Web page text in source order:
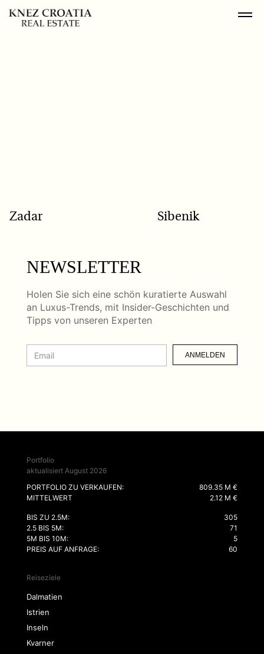
POPULAR SEARCH
Zadar Sibenik
NEWSLETTER
Holen Sie sich eine schön kuratierte Auswahl
an Luxus-Trends, mit Insider-Geschichten und
Tipps von unseren Experten
ANMELDEN
Portfolio
aktualisiert August 2026
PORTFOLIO ZU VERKAUFEN:
809.35 M €
MITTELWERT
2.12 M €
BIS ZU 2.5M:
305
2.5 BIS 5M:
71
5M BIS 10M:
5
PREIS AUF ANFRAGE:
60
Reiseziele
Dalmatien
Istrien
Inseln
Kvarner